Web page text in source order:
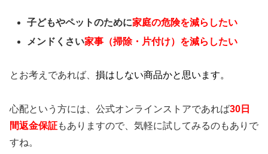
子どもやペットのために家庭の危険を減らしたい
メンドくさい家事（掃除・片付け）を減らしたい
とお考えであれば、 損はしない商品かと思います。
心配という方には、公式オンラインストアであれば30日
間返金保証もありますので、気軽に試してみるのもありで
すね。